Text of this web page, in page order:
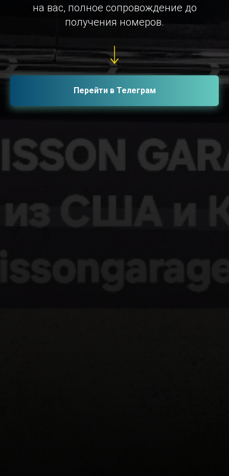
на вас, полное сопровождение до
получения номеров.
Перейти в Телеграм